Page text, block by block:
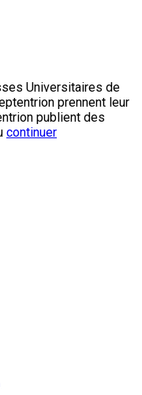
Universitaires de
prennent leur
publient des
continuer